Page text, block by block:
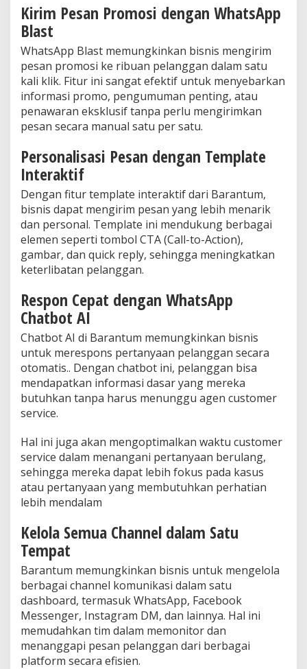
Kirim Pesan Promosi dengan WhatsApp
Blast
WhatsApp Blast memungkinkan bisnis mengirim
pesan promosi ke ribuan pelanggan dalam satu
kali klik. Fitur ini sangat efektif untuk menyebarkan
informasi promo, pengumuman penting, atau
penawaran eksklusif tanpa perlu mengirimkan
pesan secara manual satu per satu.
Personalisasi Pesan dengan Template
Interaktif
Dengan fitur template interaktif dari Barantum,
bisnis dapat mengirim pesan yang lebih menarik
dan personal. Template ini mendukung berbagai
elemen seperti tombol CTA (Call-to-Action),
gambar, dan quick reply, sehingga meningkatkan
keterlibatan pelanggan.
Respon Cepat dengan WhatsApp
Chatbot AI
Chatbot AI di Barantum memungkinkan bisnis
untuk merespons pertanyaan pelanggan secara
otomatis.. Dengan chatbot ini, pelanggan bisa
mendapatkan informasi dasar yang mereka
butuhkan tanpa harus menunggu agen customer
service.
Hal ini juga akan mengoptimalkan waktu customer
service dalam menangani pertanyaan berulang,
sehingga mereka dapat lebih fokus pada kasus
atau pertanyaan yang membutuhkan perhatian
lebih mendalam
Kelola Semua Channel dalam Satu
Tempat
Barantum memungkinkan bisnis untuk mengelola
berbagai channel komunikasi dalam satu
dashboard, termasuk WhatsApp, Facebook
Messenger, Instagram DM, dan lainnya. Hal ini
memudahkan tim dalam memonitor dan
menanggapi pesan pelanggan dari berbagai
platform secara efisien.